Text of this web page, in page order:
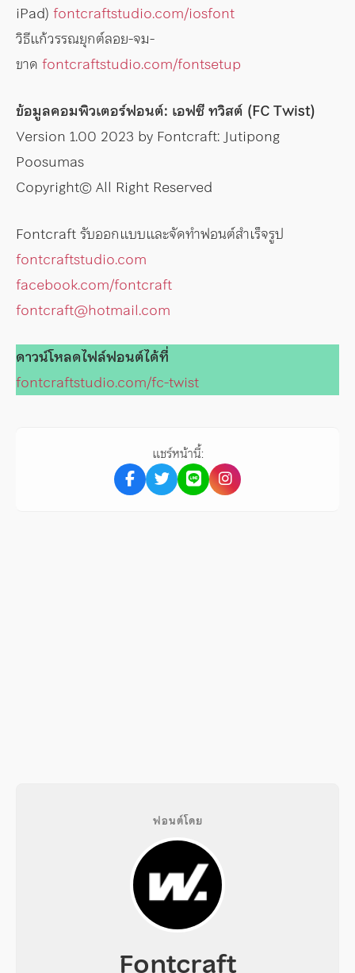
iPad) fontcraftstudio.com/iosfont
วิธีแก้วรรณยุกต์ลอย-จม-
ขาด fontcraftstudio.com/fontsetup
ข้อมูลคอมพิวเตอร์ฟอนต์: เอฟซี ทวิสต์ (FC Twist)
Version 1.00 2023 by Fontcraft: Jutipong
Poosumas
Copyright© All Right Reserved
Fontcraft รับออกแบบและจัดทำฟอนต์สำเร็จรูป
fontcraftstudio.com
facebook.com/fontcraft
fontcraft@hotmail.com
ดาวน์โหลดไฟล์ฟอนต์ได้ที่
fontcraftstudio.com/fc-twist
แชร์หน้านี้:
ฟอนต์โดย
Fontcraft